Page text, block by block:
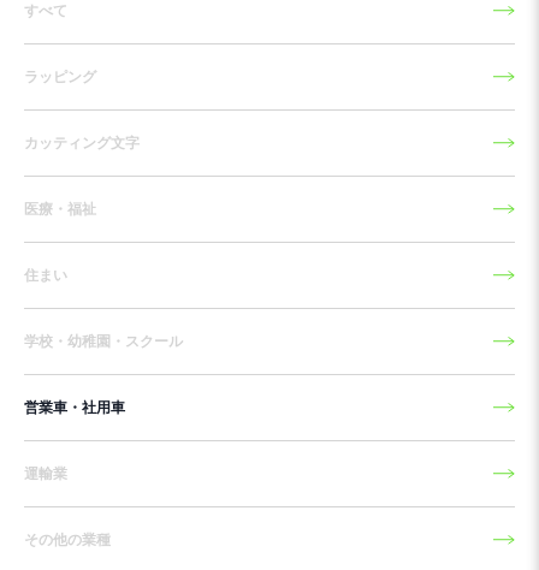
すべて
ラッピング
カッティング文字
医療・福祉
住まい
学校・幼稚園・スクール
営業車・社用車
運輸業
その他の業種